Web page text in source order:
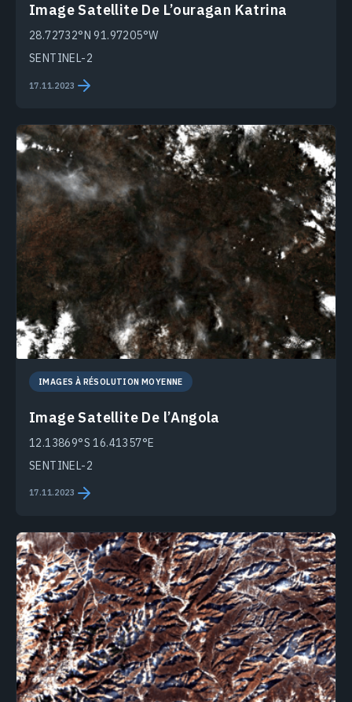
Image Satellite De L’ouragan Katrina
28.72732°N 91.97205°W
SENTINEL-2
17.11.2023
IMAGES À RÉSOLUTION MOYENNE
Image Satellite De l’Angola
12.13869°S 16.41357°E
SENTINEL-2
17.11.2023